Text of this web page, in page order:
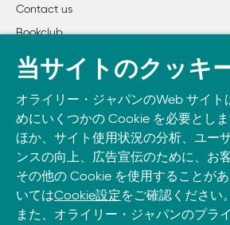
9章　予期せぬことを予期する
あらゆる可能性を考慮して、頑強
10章　バグ狩り
  バグを見つけて修正する
11章　テストの時代
開発者テスト：単体テスト、イン
12章　複雑さに対処する
不必要な複雑さを避けるために、コ
Contact us
Bookclub
書籍注文
Take O’Reilly with you and learn
phone
and tablet.
当サイトのクッキ
オライリー・ジャパンのWeb サイト
めにいくつかの Cookie を必要とし
ほか、サイト使用状況の分析、ユー
ンスの向上、広告宣伝のために、お
その他の Cookie を使用することが
いてはCookie設定をご確認ください。
また、オライリー・ジャパンのプラ